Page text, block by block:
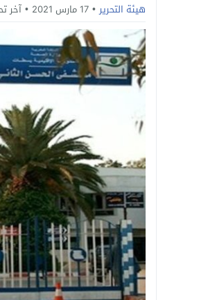
هيئة التحرير 17 مارس 2021 آخر